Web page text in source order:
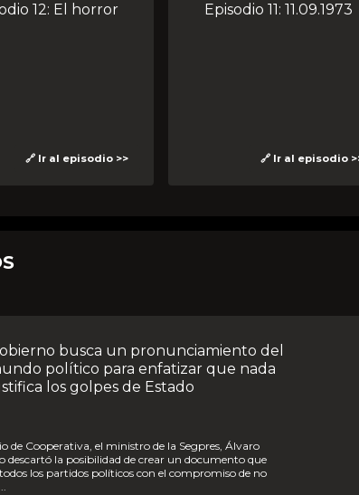
12: El horror
🔗 Ir al episodio >>
Episodio 11: 11.09.1973
🔗 Ir al episodio
político para enfatizar que nada
los golpes de Estado
descartó la posibilidad de crear un documento que
los partidos políticos con el compromiso de no